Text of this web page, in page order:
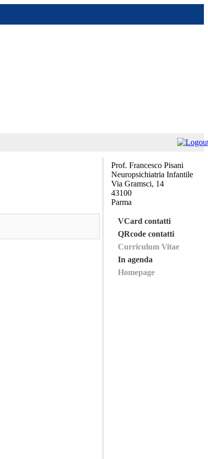
Prof. Francesco Pisani
Neuropsichiatria Infantile
Via Gramsci, 14
43100
Parma
VCard contatti
QRcode contatti
Curriculum Vitae
In agenda
Homepage